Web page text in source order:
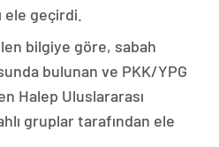
ele geçirdi.
bilgiye göre, sabah
bulunan ve PKK/YPG
Halep Uluslararası
gruplar tarafından ele